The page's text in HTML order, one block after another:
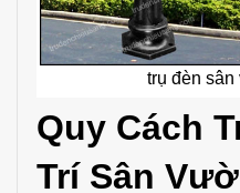
trụ đèn
Quy Cách
Trí Sân